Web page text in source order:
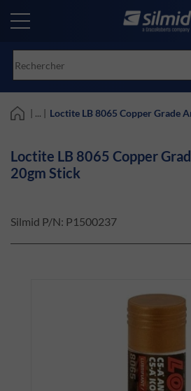
main
| ... | Loctite LB 8065 Copper Grade
Loctite LB 8065 Copper
20gm Stick
Silmid P/N: P1500237